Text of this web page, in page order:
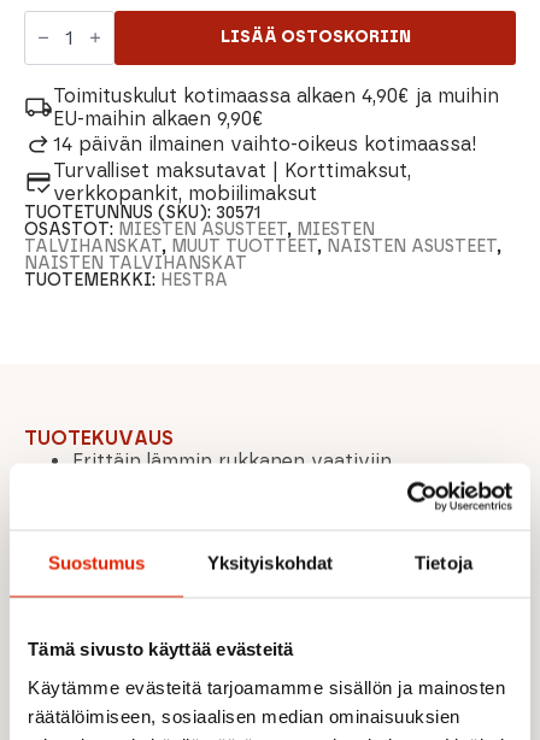
Suostumus Yksityiskohdat Tietoja
Tämä sivusto käyttää evästeitä
Käytämme evästeitä tarjoamamme sisällön ja mainosten
räätälöimiseen, sosiaalisen median ominaisuuksien
Hestra
Army
Leather
Ski
Rukkanen
määrä
LISÄÄ OSTOSKORIIN
Toimituskulut kotimaassa alkaen 4,90€ ja muihin
EU-maihin alkaen 9,90€
14 päivän ilmainen vaihto-oikeus kotimaassa!
Turvalliset maksutavat | Korttimaksut,
verkkopankit, mobiilimaksut
TUOTETUNNUS (SKU): 30571
OSASTOT: MIESTEN ASUSTEET, MIESTEN
TALVIHANSKAT, MUUT TUOTTEET, NAISTEN ASUSTEET,
NAISTEN TALVIHANSKAT
TUOTEMERKKI: HESTRA
TUOTEKUVAUS
Erittäin lämmin rukkanen vaativiin
Kestävä vuohennahka takaa hyvän pidon ja
Säänkestävä 3-kerroksinen polyamidikangas
Irrotettava ja vaihdettava vuori eri
Pitkä varsi lumilukolla ja Velcro-
Ranneremmi estää rukkasen putoamisen
Kiinnityslenkki karabiinille (esim. housuihin tai